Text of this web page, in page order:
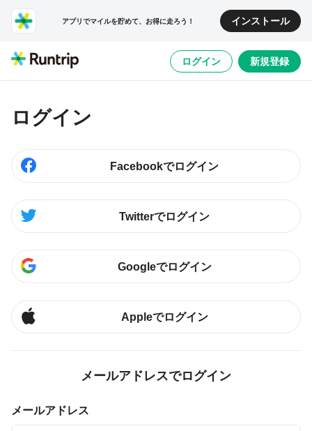
アプリでマイルを貯めて、お得に走ろう！ インストール
ログイン 新規登録
ログイン
Facebookでログイン
Twitterでログイン
Googleでログイン
Appleでログイン
メールアドレスでログイン
メールアドレス